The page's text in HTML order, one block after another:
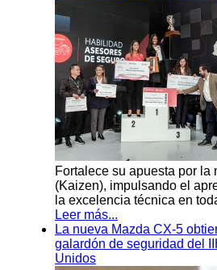
Fortalece su apuesta por la
(Kaizen), impulsando el
la excelencia técnica en
Leer más...
La nueva Mazda CX-5
galardón de seguridad del
Unidos